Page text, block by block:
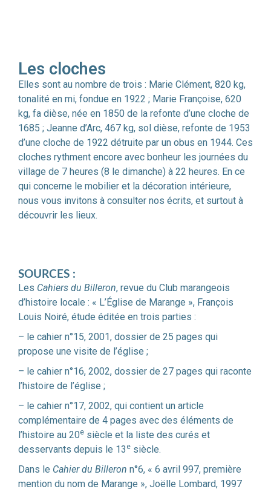
Les cloches
Elles sont au nombre de trois : Marie Clément, 820 kg,
tonalité en mi, fondue en 1922 ; Marie Françoise, 620
kg, fa dièse, née en 1850 de la refonte d’une cloche de
1685 ; Jeanne d’Arc, 467 kg, sol dièse, refonte de 1953
d’une cloche de 1922 détruite par un obus en 1944. Ces
cloches rythment encore avec bonheur les journées du
village de 7 heures (8 le dimanche) à 22 heures. En ce
qui concerne le mobilier et la décoration intérieure,
nous vous invitons à consulter nos écrits, et surtout à
découvrir les lieux.
SOURCES :
Les Cahiers du Billeron, revue du Club marangeois
d’histoire locale : « L’Église de Marange », François
Louis Noiré, étude éditée en trois parties :
– le cahier n°15, 2001, dossier de 25 pages qui
propose une visite de l’église ;
– le cahier n°16, 2002, dossier de 27 pages qui raconte
l’histoire de l’église ;
– le cahier n°17, 2002, qui contient un article
complémentaire de 4 pages avec des éléments de
l’histoire au 20e siècle et la liste des curés et
desservants depuis le 13 e siècle.
Dans le Cahier du Billeron n°6, « 6 avril 997, première
mention du nom de Marange », Joëlle Lombard, 1997